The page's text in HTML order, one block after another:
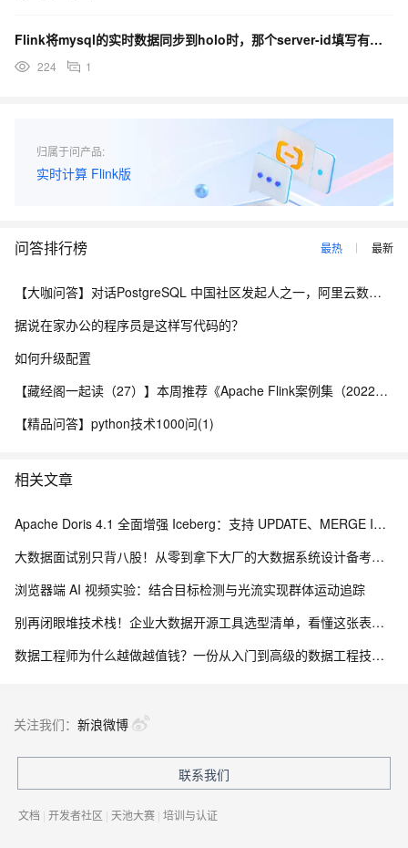
Flink将mysql的实时数据同步到holo时，那个server-id填写有要求么？
224 1
归属于问产品:
实时计算 Flink版
问答排行榜 最热 最新
【大咖问答】对话PostgreSQL 中国社区发起人之一，阿里云数据库高级专家 德哥
据说在家办公的程序员是这样写代码的？
如何升级配置
【藏经阁一起读（27）】本周推荐《Apache Flink案例集（2022版）》，你有哪些心得？
【精品问答】python技术1000问(1)
相关文章
Apache Doris 4.1 全面增强 Iceberg：支持 UPDATE、MERGE INTO 与 Iceberg V3
大数据面试别只背八股！从零到拿下大厂的大数据系统设计备考路线
浏览器端 AI 视频实验：结合目标检测与光流实现群体运动追踪
别再闭眼堆技术栈！企业大数据开源工具选型清单，看懂这张表少走3年弯路
数据工程师为什么越做越值钱？一份从入门到高级的数据工程技能树、项目实战与简历升级指南
关注我们： 新浪微博
联系我们
文档 | 开发者社区 | 天池大赛 | 培训与认证